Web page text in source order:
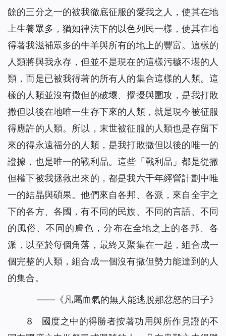
餘的三分之一的被我徹底征服的愛我之人，使其在地
上生養眾多，猶如律法下的以色列民一樣，使其在地
得著我滋補眾多的牛羊與所有的地上的豐富。這樣的
人類將與我永存，但並不是現在的這樣污穢不堪的人
類，而是已被我得著的所有人的集合這樣的人類。這
樣的人類並沒有撒但的破壞、攪擾與圍攻，是我打敗
撒但以後在地唯一生存下來的人類，就是現今被征服
得應許的人類。所以，末世被征服的人類也是存留下
來的得永遠福分的人類，是我打敗撒但以後的唯一的
證據，也是唯一的戰利品。這些「戰利品」都是從撒
但權下被我拯救出來的，都是我六千年經營計劃中唯
一的結晶與碩果。他們來自各邦、各派，來自全宇之
下的各方、各國，有不同的民族、不同的言語、不同
的風俗、不同的膚色，分布在全地之上的各邦、各
派，以至於每個角落，最終又聚集在一起，組合成一
個完整的人類，組合成一個沒有撒但勢力能達到的人
的集合。
——《凡屬血氣的無人能逃脫那忿怒的日子》
8 國度之中的得勝者按著功用與所作見證的不